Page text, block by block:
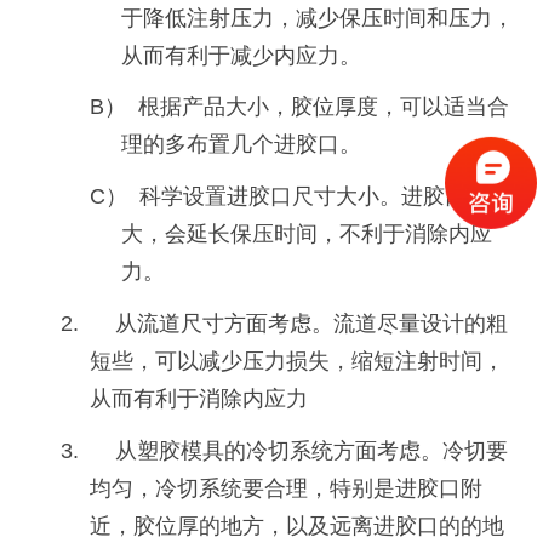
于降低注射压力，减少保压时间和压力，
从而有利于减少内应力。
B） 根据产品大小，胶位厚度，可以适当合
理的多布置几个进胶口。
C） 科学设置进胶口尺寸大小。进胶口过
大，会延长保压时间，不利于消除内应
力。
2. 从流道尺寸方面考虑。流道尽量设计的粗
短些，可以减少压力损失，缩短注射时间，
从而有利于消除内应力
3. 从塑胶模具的冷切系统方面考虑。冷切要
均匀，冷切系统要合理，特别是进胶口附
近，胶位厚的地方，以及远离进胶口的的地